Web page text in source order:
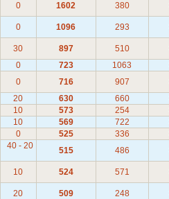
0 1602 380
0 1096 293
30 897 510
0 723 1063
0 716 907
20 630 660
10 573 254
10 569 722
0 525 336
40 - 20 515 486
10 524 571
20 509 248